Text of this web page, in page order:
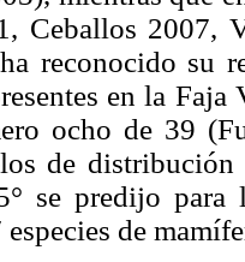
Ceballos 2007,
reconocido su
en la
ocho de 39
de
se predijo para
de